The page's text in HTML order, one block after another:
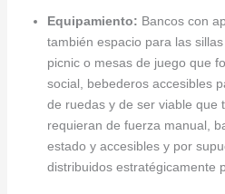
Equipamiento: Bancos con
también espacio para las
picnic o mesas de juego que
social, bebederos accesibles
de ruedas y de ser viable que
requieran de fuerza manual,
estado y accesibles y por
distribuidos estratégicamente